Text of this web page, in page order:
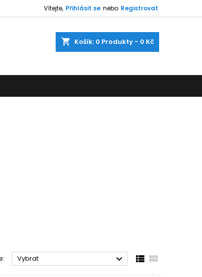
Vítejte, Přihlásit se nebo Registrovat
shopping_cart Košík: 0 Produkty - 0 Kč
Vybrat   